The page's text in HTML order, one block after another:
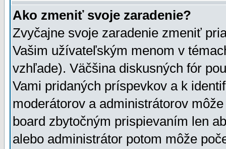
Ako zmeniť svoje zaradenie?
Zvyčajne svoje zaradenie zmeniť
Vašim užívateľským menom v
vzhľade). Väčšina diskusných fór
Vami pridaných príspevkov a k
moderátorov a administrátorov
board zbytočným prispievaním len
alebo administrátor potom môže